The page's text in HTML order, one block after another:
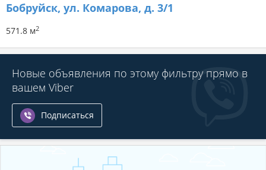
Бобруйск, ул. Комарова, д. 3/1
571.8 м2
Новые объявления по этому фильтру прямо в
вашем Viber
Подписаться